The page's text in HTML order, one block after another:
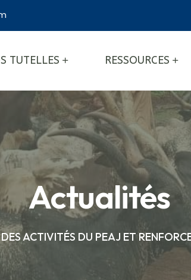
TUTELLES RESSOURCES
Actualités
ACTIVITÉS DU PEAJ ET